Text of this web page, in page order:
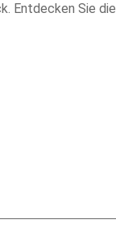
Entdecken Sie